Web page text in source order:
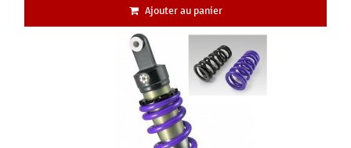
Ajouter au panier